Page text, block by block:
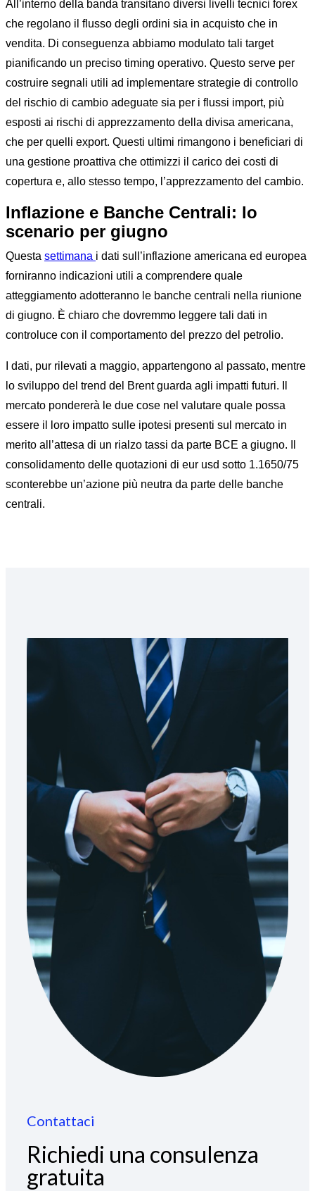
All’interno della banda transitano diversi livelli tecnici forex
che regolano il flusso degli ordini sia in acquisto che in
vendita. Di conseguenza abbiamo modulato tali target
pianificando un preciso timing operativo. Questo serve per
costruire segnali utili ad implementare strategie di controllo
del rischio di cambio adeguate sia per i flussi import, più
esposti ai rischi di apprezzamento della divisa americana,
che per quelli export. Questi ultimi rimangono i beneficiari di
una gestione proattiva che ottimizzi il carico dei costi di
copertura e, allo stesso tempo, l’apprezzamento del cambio.
Inflazione e Banche Centrali: lo
scenario per giugno
Questa settimana i dati sull’inflazione americana ed europea
forniranno indicazioni utili a comprendere quale
atteggiamento adotteranno le banche centrali nella riunione
di giugno. È chiaro che dovremmo leggere tali dati in
controluce con il comportamento del prezzo del petrolio.
I dati, pur rilevati a maggio, appartengono al passato, mentre
lo sviluppo del trend del Brent guarda agli impatti futuri. Il
mercato pondererà le due cose nel valutare quale possa
essere il loro impatto sulle ipotesi presenti sul mercato in
merito all’attesa di un rialzo tassi da parte BCE a giugno. Il
consolidamento delle quotazioni di eur usd sotto 1.1650/75
sconterebbe un’azione più neutra da parte delle banche
centrali.
Contattaci
Richiedi una consulenza
gratuita